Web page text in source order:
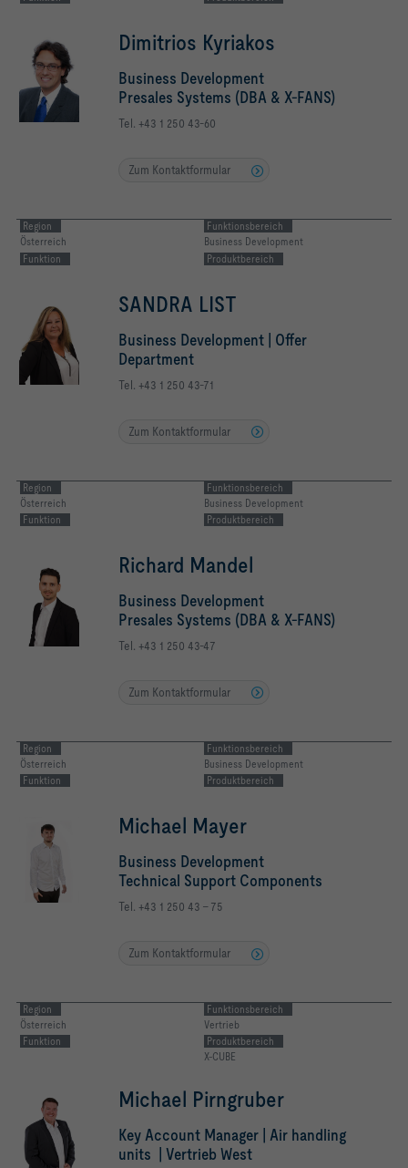
Dimitrios Kyriakos
Business Development
Presales Systems (DBA & X-FANS)
Tel. +43 1 250 43-60
Zum Kontaktformular
Region
Österreich
Funktionsbereich
Business Development
Funktion
Produktbereich
SANDRA LIST
Business Development | Offer
Department
Tel. +43 1 250 43-71
Zum Kontaktformular
Region
Österreich
Funktionsbereich
Business Development
Funktion
Produktbereich
Richard Mandel
Business Development
Presales Systems (DBA & X-FANS)
Tel. +43 1 250 43-47
Zum Kontaktformular
Region
Österreich
Funktionsbereich
Business Development
Funktion
Produktbereich
Michael Mayer
Business Development
Technical Support Components
Tel. +43 1 250 43 - 75
Zum Kontaktformular
Region
Österreich
Funktionsbereich
Vertrieb
Funktion
Produktbereich
X-CUBE
Michael Pirngruber
Key Account Manager | Air handling
units | Vertrieb West